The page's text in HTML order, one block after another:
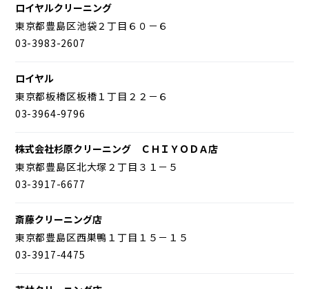
ロイヤルクリーニング
東京都豊島区池袋２丁目６０－６
03-3983-2607
ロイヤル
東京都板橋区板橋１丁目２２－６
03-3964-9796
株式会社杉原クリーニング ＣＨＩＹＯＤＡ店
東京都豊島区北大塚２丁目３１－５
03-3917-6677
斎藤クリーニング店
東京都豊島区西巣鴨１丁目１５－１５
03-3917-4475